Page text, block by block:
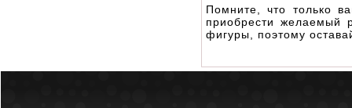
Помните, что только
приобрести желаемый
фигуры, поэтому